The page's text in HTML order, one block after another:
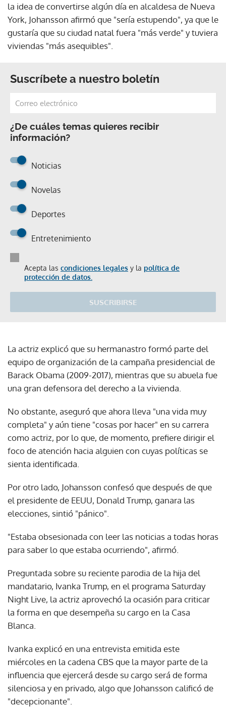
la idea de convertirse algún día en alcaldesa de Nueva
York, Johansson afirmó que "sería estupendo", ya que le
gustaría que su ciudad natal fuera "más verde" y tuviera
viviendas "más asequibles".
Suscríbete a nuestro boletín
¿De cuáles temas quieres recibir
información?
Noticias
Novelas
Deportes
Entretenimiento
Acepta las condiciones legales y la política de
protección de datos.
SUSCRIBIRSE
La actriz explicó que su hermanastro formó parte del
equipo de organización de la campaña presidencial de
Barack Obama (2009-2017), mientras que su abuela fue
una gran defensora del derecho a la vivienda.
No obstante, aseguró que ahora lleva "una vida muy
completa" y aún tiene "cosas por hacer" en su carrera
como actriz, por lo que, de momento, prefiere dirigir el
foco de atención hacia alguien con cuyas políticas se
sienta identificada.
Por otro lado, Johansson confesó que después de que
el presidente de EEUU, Donald Trump, ganara las
elecciones, sintió "pánico".
"Estaba obsesionada con leer las noticias a todas horas
para saber lo que estaba ocurriendo", afirmó.
Preguntada sobre su reciente parodia de la hija del
mandatario, Ivanka Trump, en el programa Saturday
Night Live, la actriz aprovechó la ocasión para criticar
la forma en que desempeña su cargo en la Casa
Blanca.
Ivanka explicó en una entrevista emitida este
miércoles en la cadena CBS que la mayor parte de la
influencia que ejercerá desde su cargo será de forma
silenciosa y en privado, algo que Johansson calificó de
"decepcionante".